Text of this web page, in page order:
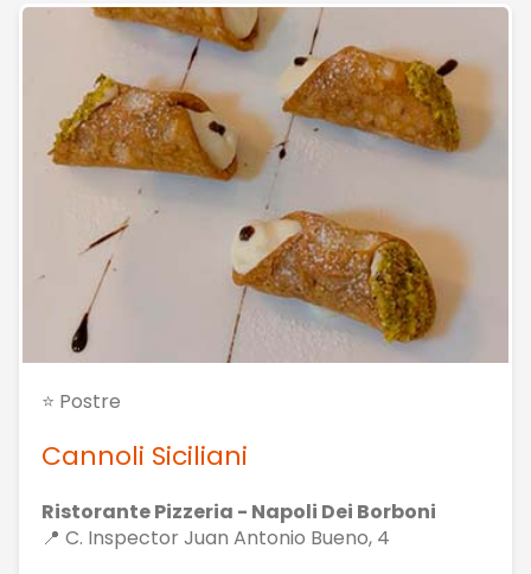
⭐ Postre
Cannoli Siciliani
Ristorante Pizzeria - Napoli Dei Borboni
📍 C. Inspector Juan Antonio Bueno, 4